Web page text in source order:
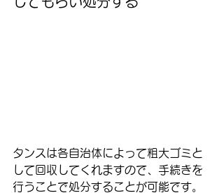
タンスは各自治体によって粗大ゴミと
して回収してくれますので、手続きを
行うことで処分することが可能です。